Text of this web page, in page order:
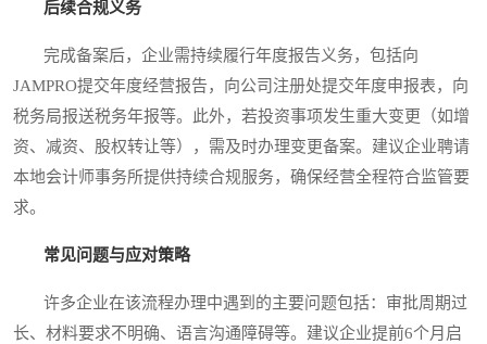
后续合规义务
完成备案后，企业需持续履行年度报告义务，包括向
JAMPRO提交年度经营报告，向公司注册处提交年度申报表，向
税务局报送税务年报等。此外，若投资事项发生重大变更（如增
资、减资、股权转让等），需及时办理变更备案。建议企业聘请
本地会计师事务所提供持续合规服务，确保经营全程符合监管要
求。
常见问题与应对策略
许多企业在该流程办理中遇到的主要问题包括：审批周期过
长、材料要求不明确、语言沟通障碍等。建议企业提前6个月启